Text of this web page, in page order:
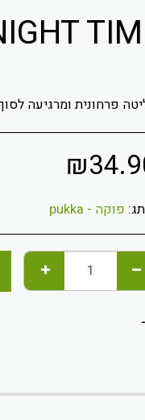
פרחונית ומרגיעה
₪
פוקה - pukka